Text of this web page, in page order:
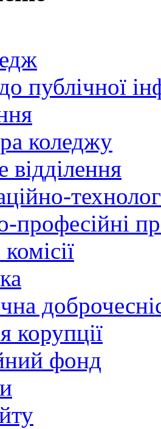
публічної
коледжу
відділення
професійні
корупції
фонд